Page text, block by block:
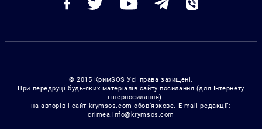
© 2015 КримSOS Усі права захищені.
При передруці будь-яких матеріалів сайту посилання (для Інтернету
— гіперпосилання)
на авторів і сайт krymsos.com обов’язкове. E-mail редакції:
crimea.info@krymsos.com